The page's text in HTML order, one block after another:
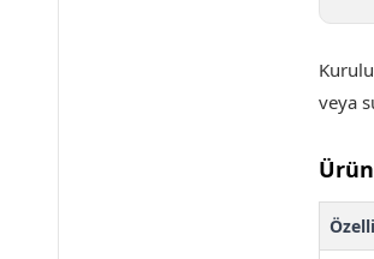
veya